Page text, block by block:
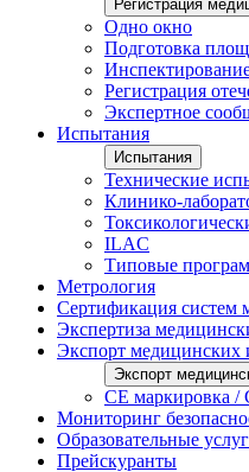
Регистрация
Одно окно
Подготовка
Регистрация
Экспертное
Испытания
Испытания
Технические
Клинико-
ILAС
Типовые
Метрология
Сертификация систем
Экспертиза
Экспорт медицинских
Экспорт
CE маркировка /
Мониторинг
Образовательные
Прейскуранты